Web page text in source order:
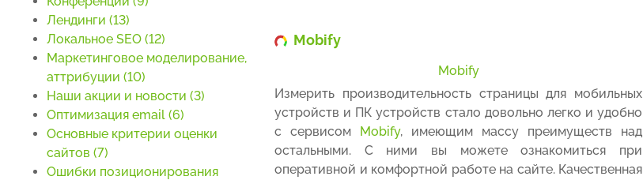
Лендинги (13)
Локальное SEO (12)
Маркетинговое моделирование,
аттрибуции (10)
Наши акции и новости (3)
Оптимизация email (6)
Основные критерии оценки
сайтов (7)
Ошибки позиционирования
Mobify
Mobify
Измерить производительность страницы для мобильных
устройств и ПК устройств стало довольно легко и удобно
с сервисом Mobify, имеющим массу преимуществ над
остальными. С ними вы можете ознакомиться при
оперативной и комфортной работе на сайте. Качественная